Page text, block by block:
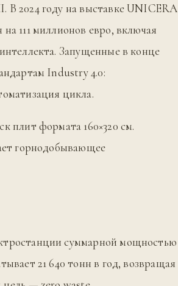
В 2024 году на выставке UNICERA
111 миллионов евро, включая
Запущенные в конце
Industry 4.0:
цикла.
плит формата 160×320 см.
горнодобывающее
суммарной мощностью
21 640 тонн в год, возвращая